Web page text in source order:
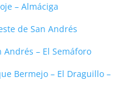
– Almáciga
de San Andrés
Andrés – El Semáforo
Bermejo – El Draguillo –